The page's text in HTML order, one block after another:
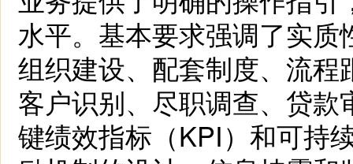
水平。基本要求强调了实
组织建设、配套制度、流
客户识别、尽职调查、贷
键绩效指标（KPI）和可持